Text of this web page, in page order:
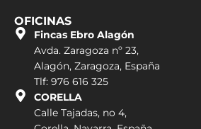
OFICINAS
Fincas Ebro Alagón
Avda. Zaragoza nº 23,
Alagón, Zaragoza, España
Tlf: 976 616 325
CORELLA
Calle Tajadas, no 4,